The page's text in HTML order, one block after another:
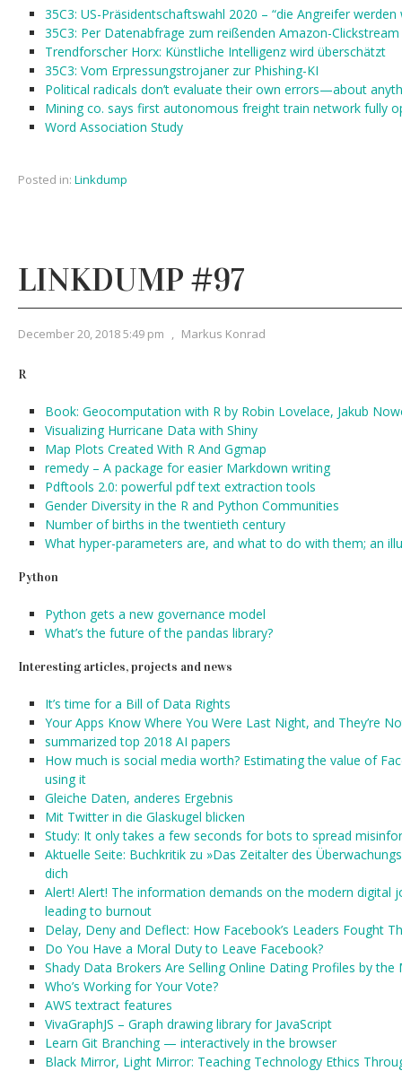
35C3: US-Präsidentschaftswahl 2020 – “die Angreifer werden
35C3: Per Datenabfrage zum reißenden Amazon-Clickstream
Trendforscher Horx: Künstliche Intelligenz wird überschätzt
35C3: Vom Erpressungstrojaner zur Phishing-KI
Political radicals don’t evaluate their own errors—about
Mining co. says first autonomous freight train network fully
Word Association Study
Posted in: Linkdump
LINKDUMP #97
December 20, 2018 5:49 pm , Markus Konrad
R
Book: Geocomputation with R by Robin Lovelace, Jakub
Visualizing Hurricane Data with Shiny
Map Plots Created With R And Ggmap
remedy – A package for easier Markdown writing
Pdftools 2.0: powerful pdf text extraction tools
Gender Diversity in the R and Python Communities
Number of births in the twentieth century
What hyper-parameters are, and what to do with them; an
Python
Python gets a new governance model
What’s the future of the pandas library?
Interesting articles, projects and news
It’s time for a Bill of Data Rights
Your Apps Know Where You Were Last Night, and They’re
summarized top 2018 AI papers
How much is social media worth? Estimating the value of
using it
Gleiche Daten, anderes Ergebnis
Mit Twitter in die Glaskugel blicken
Study: It only takes a few seconds for bots to spread
Aktuelle Seite: Buchkritik zu »Das Zeitalter des
dich
Alert! Alert! The information demands on the modern digital
leading to burnout
Delay, Deny and Deflect: How Facebook’s Leaders Fought
Do You Have a Moral Duty to Leave Facebook?
Shady Data Brokers Are Selling Online Dating Profiles by the
Who’s Working for Your Vote?
AWS textract features
VivaGraphJS – Graph drawing library for JavaScript
Learn Git Branching — interactively in the browser
Black Mirror, Light Mirror: Teaching Technology Ethics